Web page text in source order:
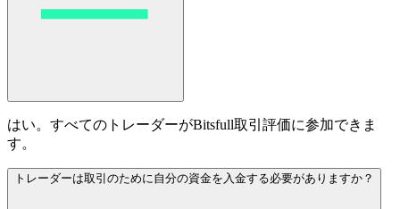
はい。すべてのトレーダーがBitsfull取引評価に参加できま
す。
トレーダーは取引のために自分の資金を入金する必要がありますか？